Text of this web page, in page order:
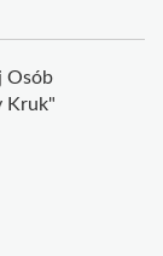
Osób
Kruk"